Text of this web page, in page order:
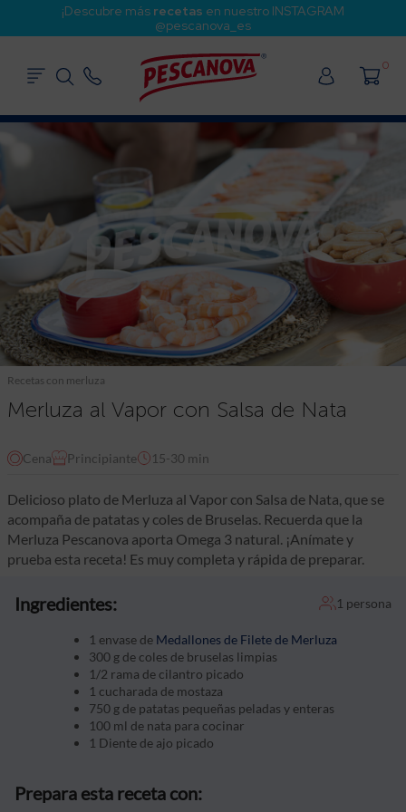
¡Descubre más recetas en nuestro INSTAGRAM
@pescanova_es
0
Recetas con merluza
Merluza al Vapor con Salsa de Nata
Cena Principiante 15-30 min
Delicioso plato de Merluza al Vapor con Salsa de Nata, que se
acompaña de patatas y coles de Bruselas. Recuerda que la
Merluza Pescanova aporta Omega 3 natural. ¡Anímate y
prueba esta receta! Es muy completa y rápida de preparar.
Ingredientes: 1 persona
1 envase de Medallones de Filete de Merluza
300 g de coles de bruselas limpias
1/2 rama de cilantro picado
1 cucharada de mostaza
750 g de patatas pequeñas peladas y enteras
100 ml de nata para cocinar
1 Diente de ajo picado
Prepara esta receta con: